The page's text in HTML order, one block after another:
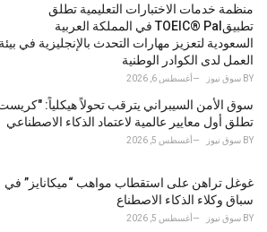
:منظمة خدمات الاختبارات التعليمية تطلق
تطبيقTOEIC® Pal في المملكة العربية
السعودية لتعزيز مهارات التحدث بالإنجليزية في بيئة
العمل لدى الكوادر الوطنية
BY سوق نيوز أغسطس 6, 2026
سوق الأمن السيبراني يترقب تحولاً هيكلياً:
تطلق أول معايير عالمية لاعتماد الذكاء الاصطناعي
BY سوق نيوز أغسطس 5, 2026
غوغل تراهن على استقطاب مواهب “ميكانايز” في
سباق وكلاء الذكاء الاصطناع
BY سوق نيوز أغسطس 5, 2026